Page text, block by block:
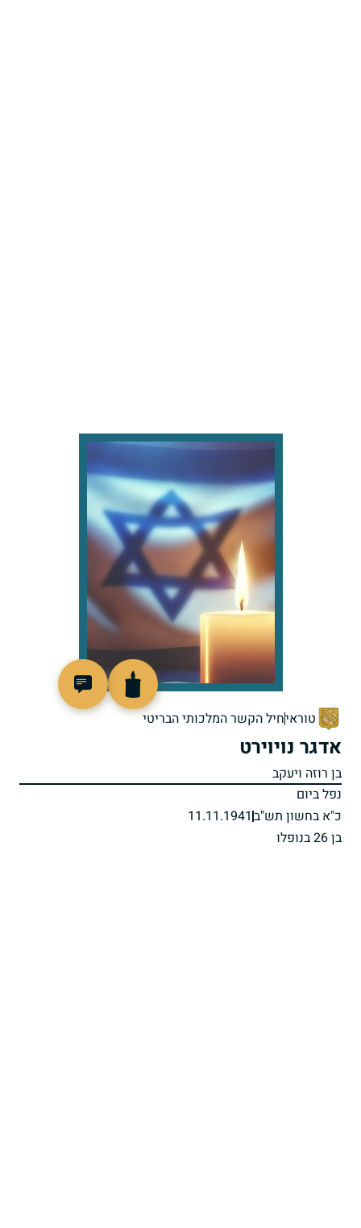
טוראיחיל הקשר המלכותי הבריטי
אדגר נויוירט
בן רוזה ויעקב
נפל ביום
כ"א בחשון תש"ב 11.11.1941
בן 26 בנופלו